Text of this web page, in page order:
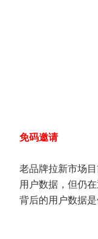
免码邀请
老品牌拉新市场
用户数据，但仍
背后的用户数据